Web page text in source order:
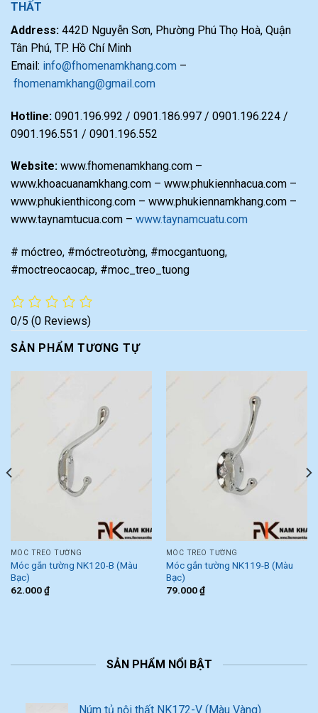
THẤT
Address: 442D Nguyễn Sơn, Phường Phú Thọ Hoà, Quận
Tân Phú, TP. Hồ Chí Minh
Email: info@fhomenamkhang.com –
fhomenamkhang@gmail.com
Hotline: 0901.196.992 / 0901.186.997 / 0901.196.224 /
0901.196.551 / 0901.196.552
Website: www.fhomenamkhang.com –
www.khoacuanamkhang.com – www.phukiennhacua.com –
www.phukienthicong.com – www.phukiennamkhang.com –
www.taynamtucua.com – www.taynamcuatu.com
# móctreo, #móctreotường, #mocgantuong,
#moctreocaocap, #moc_treo_tuong
0/5 (0 Reviews)
SẢN PHẨM TƯƠNG TỰ
MÓC TREO TƯỜNG
Móc gắn tường NK120-B (Màu
Bạc)
62.000₫
MÓC TREO TƯỜNG
Móc gắn tường NK119-B (Màu
Bạc)
79.000₫
SẢN PHẨM NỔI BẬT
Núm tủ nội thất NK172-V (Màu Vàng)